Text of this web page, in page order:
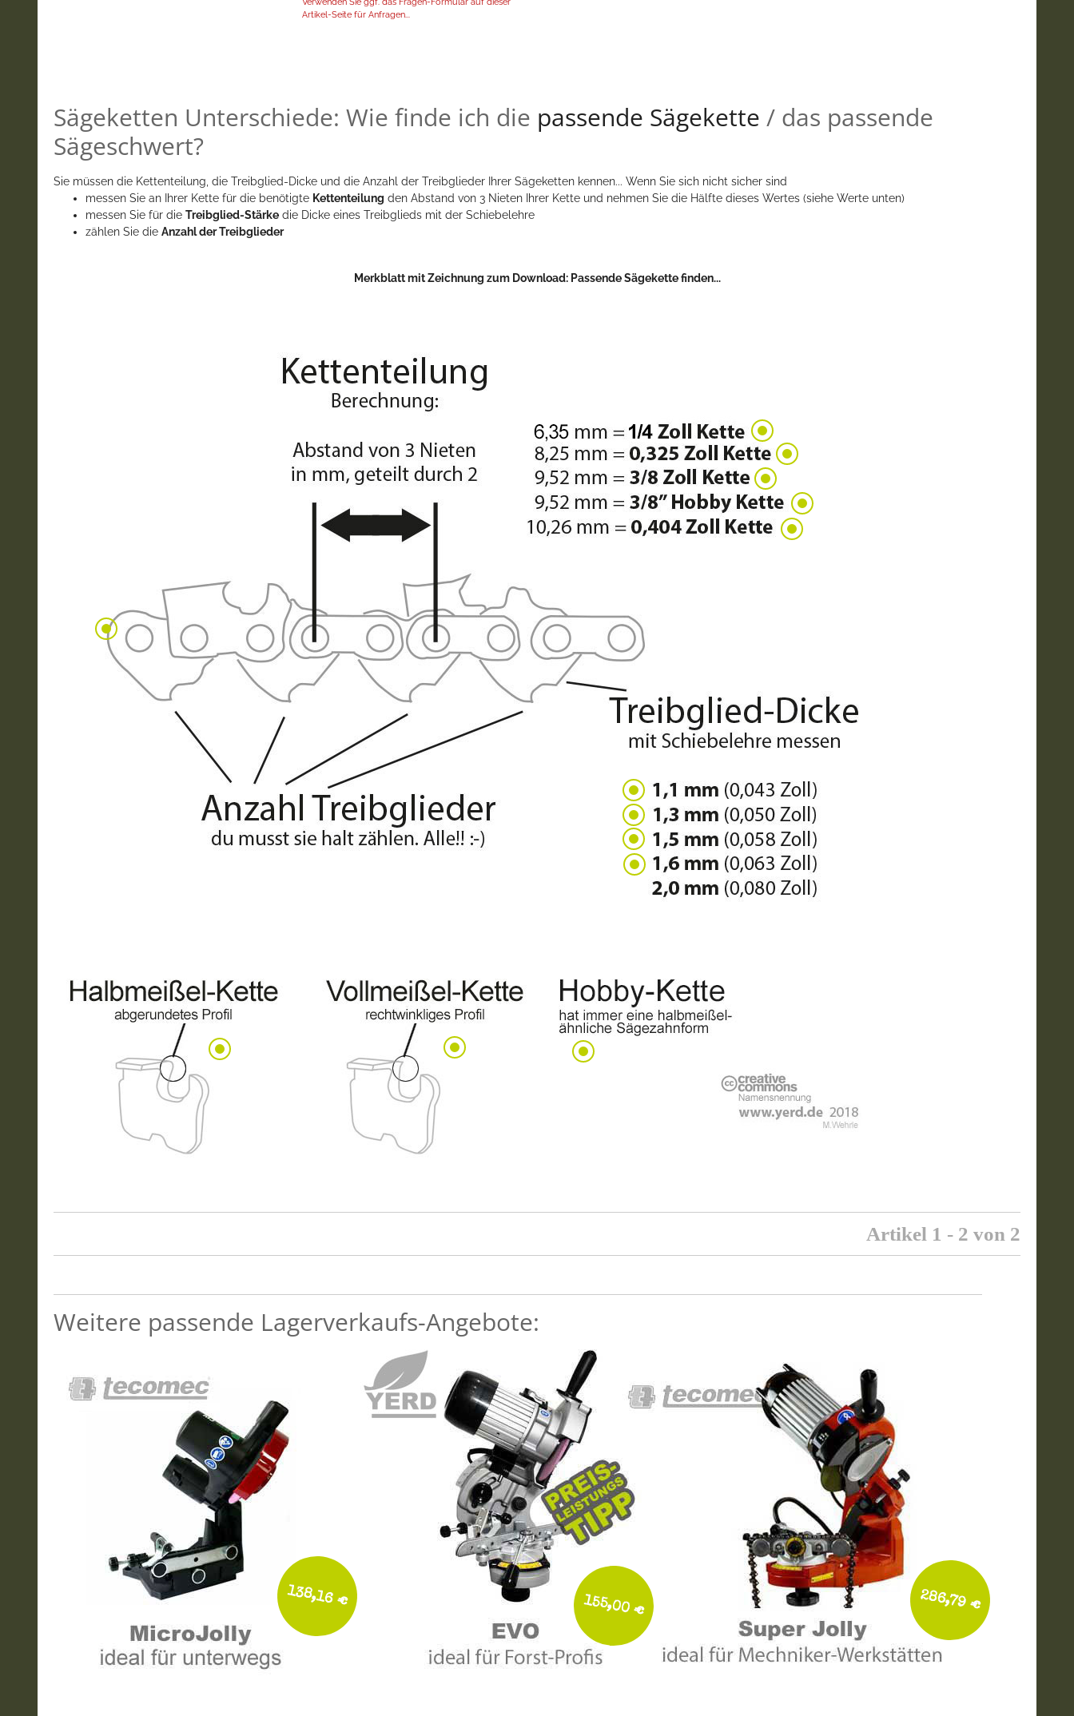
Artikel-Seite für Anfragen...
Sägeketten Unterschiede: Wie finde ich die passende Sägekette / das passende
Sägeschwert?
Sie müssen die Kettenteilung, die Treibglied-Dicke und die Anzahl der Treibglieder Ihrer Sägeketten kennen... Wenn Sie sich nicht sicher sind
messen Sie an Ihrer Kette für die benötigte Kettenteilung den Abstand von 3 Nieten Ihrer Kette und nehmen Sie die Hälfte dieses Wertes (siehe Werte unten)
messen Sie für die Treibglied-Stärke die Dicke eines Treibglieds mit der Schiebelehre
zählen Sie die Anzahl der Treibglieder
Merkblatt mit Zeichnung zum Download: Passende Sägekette finden...
Artikel 1 - 2 von 2
Weitere passende Lagerverkaufs-Angebote:
138,16 € 155,00 € 286,79 €